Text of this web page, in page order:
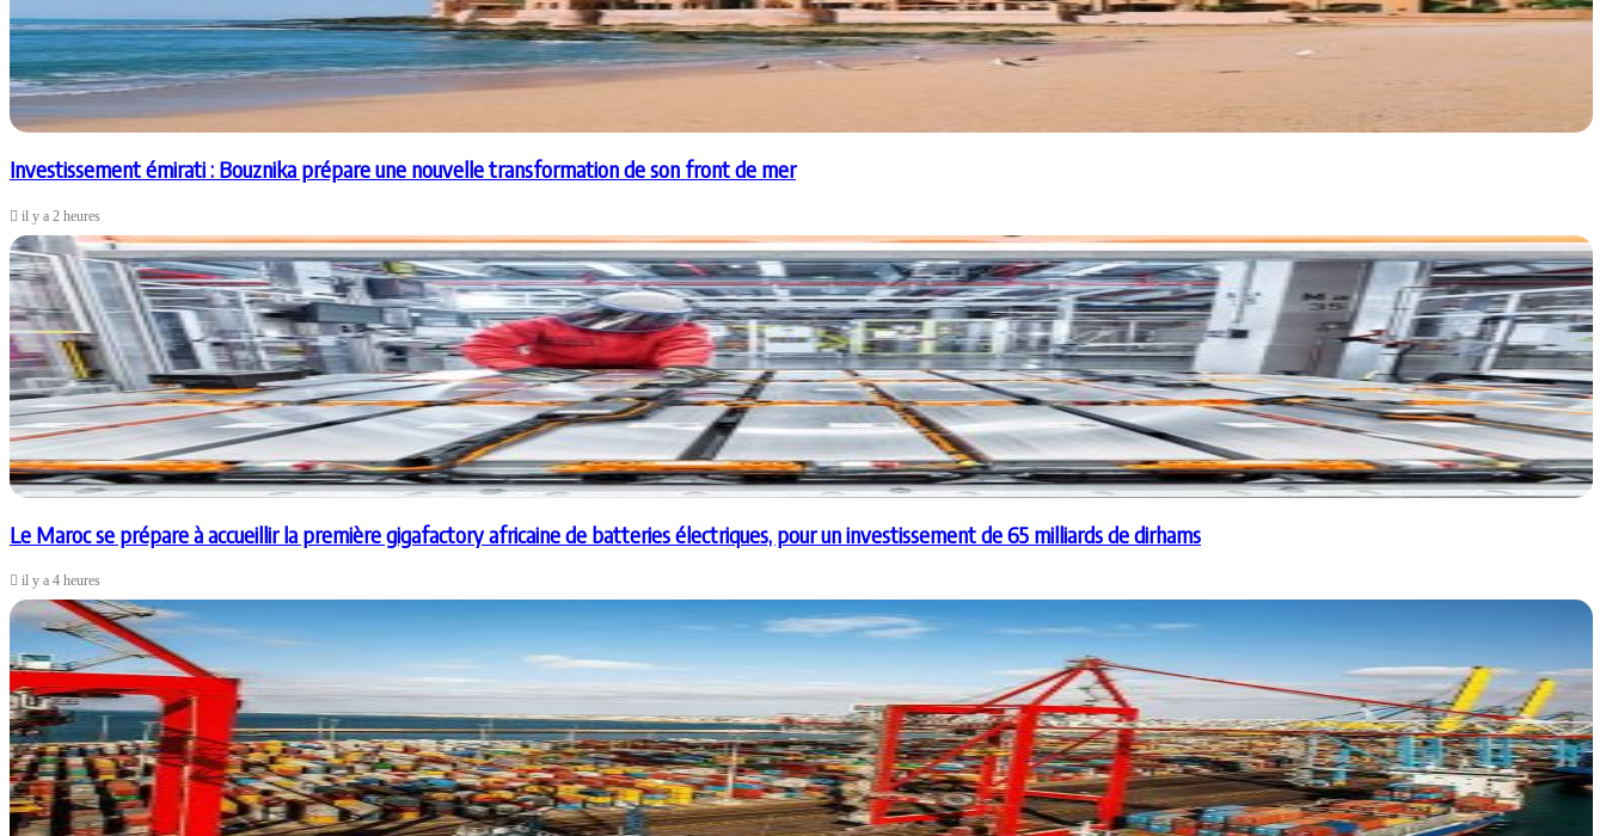
Investissement émirati : Bouznika prépare une nouvelle transformation de son front de mer
il y a 2 heures
Le Maroc se prépare à accueillir la première gigafactory africaine de batteries électriques, pour un investissement de 65 milliards de dirhams
il y a 4 heures